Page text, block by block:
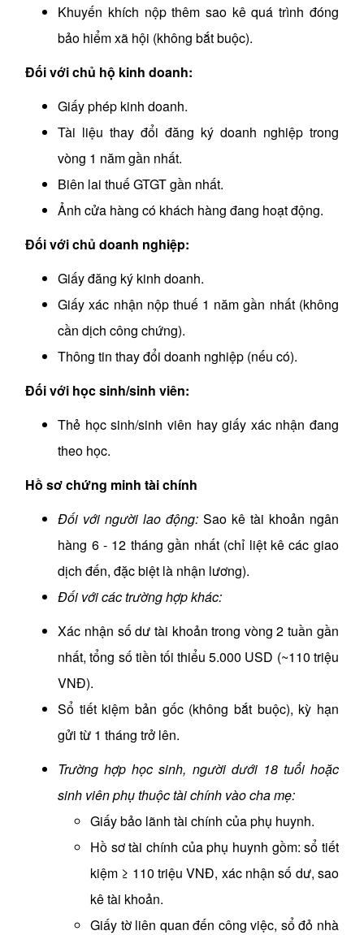
Khuyến khích nộp thêm sao kê quá trình đóng
bảo hiểm xã hội (không bắt buộc).
Đối với chủ hộ kinh doanh:
Giấy phép kinh doanh.
Tài liệu thay đổi đăng ký doanh nghiệp trong
vòng 1 năm gần nhất.
Biên lai thuế GTGT gần nhất.
Ảnh cửa hàng có khách hàng đang hoạt động.
Đối với chủ doanh nghiệp:
Giấy đăng ký kinh doanh.
Giấy xác nhận nộp thuế 1 năm gần nhất (không
cần dịch công chứng).
Thông tin thay đổi doanh nghiệp (nếu có).
Đối với học sinh/sinh viên:
Thẻ học sinh/sinh viên hay giấy xác nhận đang
theo học.
Hồ sơ chứng minh tài chính
Đối với người lao động: Sao kê tài khoản ngân
hàng 6 - 12 tháng gần nhất (chỉ liệt kê các giao
dịch đến, đặc biệt là nhận lương).
Đối với các trường hợp khác:
Xác nhận số dư tài khoản trong vòng 2 tuần gần
nhất, tổng số tiền tối thiểu 5.000 USD (~110 triệu
VNĐ).
Sổ tiết kiệm bản gốc (không bắt buộc), kỳ hạn
gửi từ 1 tháng trở lên.
Trường hợp học sinh, người dưới 18 tuổi hoặc
sinh viên phụ thuộc tài chính vào cha mẹ:
Giấy bảo lãnh tài chính của phụ huynh.
Hồ sơ tài chính của phụ huynh gồm: sổ tiết
kiệm ≥ 110 triệu VNĐ, xác nhận số dư, sao
kê tài khoản.
Giấy tờ liên quan đến công việc, sổ đỏ nhà